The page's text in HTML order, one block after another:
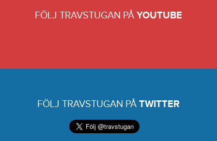
FÖLJ TRAVSTUGAN PÅ YOUTUBE
FÖLJ TRAVSTUGAN PÅ TWITTER